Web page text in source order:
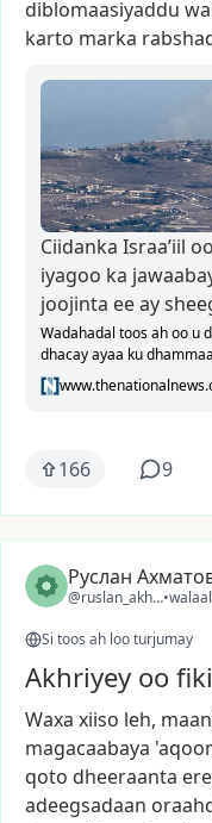
diblomaasiyaddu
karto marka
Ciidanka Israa’iil
iyagoo ka
joojinta ee ay
Wadahadal toos ah oo u
dhacay ayaa ku
166 9
Руслан
@ruslan_akhmatov1
•walaal
Si toos ah loo turjumay
Akhriyey oo
Waxa xiiso leh,
magacaabaya
qoto dheeraanta
adeegsadaan